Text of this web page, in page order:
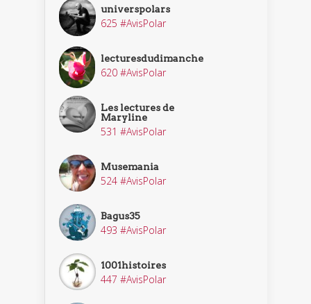
universpolars
625 #AvisPolar
lecturesdudimanche
620 #AvisPolar
Les lectures de
Maryline
531 #AvisPolar
Musemania
524 #AvisPolar
Bagus35
493 #AvisPolar
1001histoires
447 #AvisPolar